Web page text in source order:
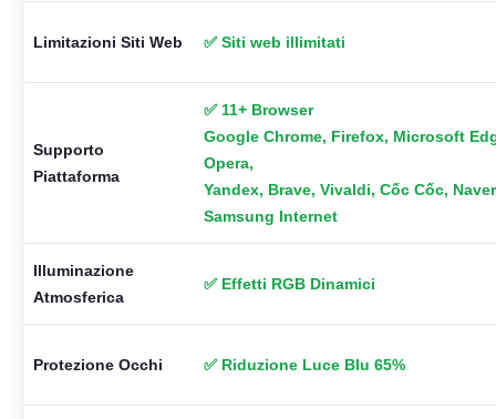
Limitazioni Siti Web ✅ Siti web illimitati
Supporto
Piattaforma
✅ 11+ Browser
Google Chrome, Firefox, Microsoft
Opera,
Yandex, Brave, Vivaldi, Cốc Cốc,
Samsung Internet
Illuminazione
Atmosferica
✅ Effetti RGB Dinamici
Protezione Occhi ✅ Riduzione Luce Blu 65%